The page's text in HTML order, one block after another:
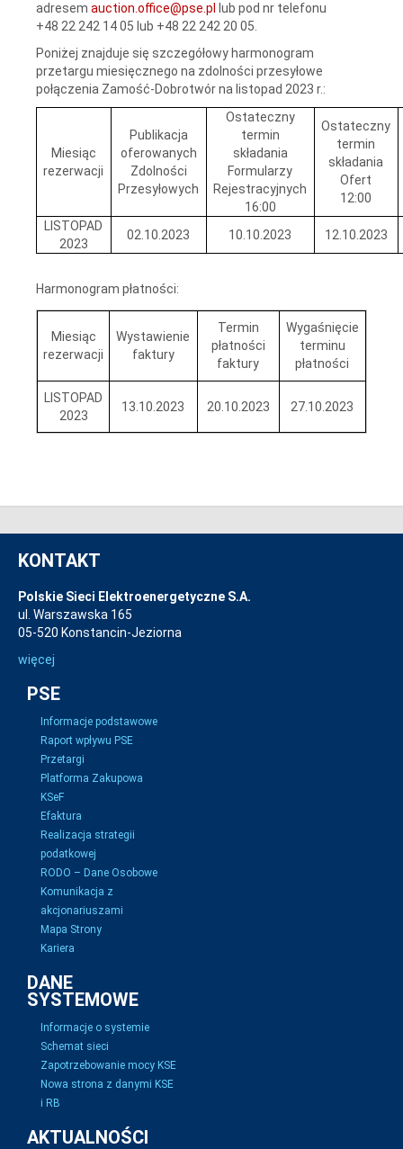
adresem auction.office@pse.pl
lub pod nr telefonu
+48 22 242 14 05 lub +48 22 242 20 05.
Poniżej znajduje się szczegółowy harmonogram
przetargu miesięcznego na zdolności przesyłowe
połączenia Zamość-Dobrotwór na listopad 2023 r.:
Miesiąc
rezerwacji
Publikacja
oferowanych
Zdolności
Przesyłowych
Ostateczny
termin
składania
Formularzy
Rejestracyjnych
16:00
Ostateczny
termin
składania
Ofert
12:00
LISTOPAD
2023
02.10.2023 10.10.2023 12.10.2023
Harmonogram płatności:
Miesiąc
rezerwacji
Wystawienie
faktury
Termin
płatności
faktury
Wygaśnięcie
terminu
płatności
LISTOPAD
2023
13.10.2023 20.10.2023 27.10.2023
KONTAKT
Polskie Sieci Elektroenergetyczne S.A.
ul. Warszawska 165
05-520 Konstancin-Jeziorna
więcej
PSE
Informacje podstawowe
Raport wpływu PSE
Przetargi
Platforma Zakupowa
KSeF
Efaktura
Realizacja strategii
podatkowej
RODO – Dane Osobowe
Komunikacja z
akcjonariuszami
Mapa Strony
Kariera
DANE
SYSTEMOWE
Informacje o systemie
Schemat sieci
Zapotrzebowanie mocy KSE
Nowa strona z danymi KSE
i RB
AKTUALNOŚCI